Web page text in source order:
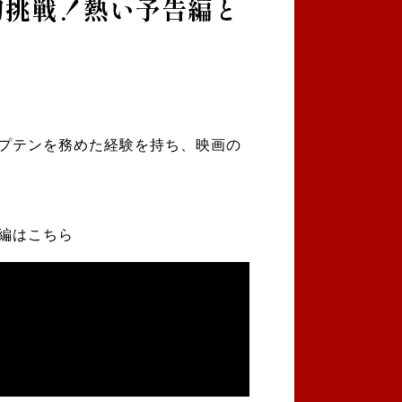
戦！熱い予告編と
テンを務めた経験を持ち、映画の
はこちら